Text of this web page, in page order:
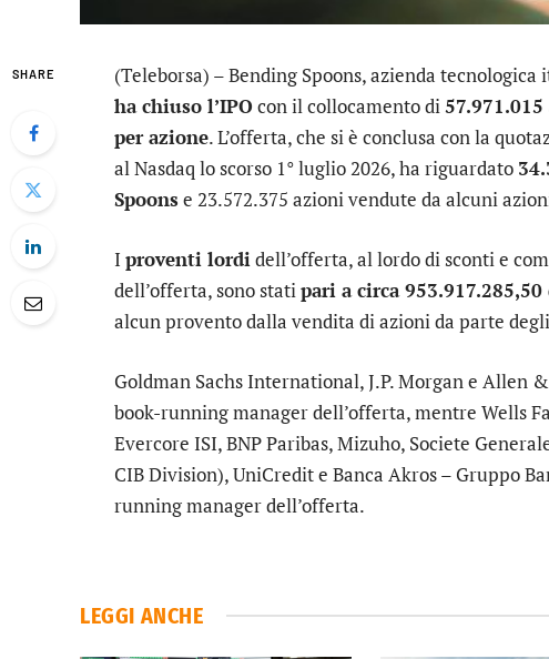
SHARE (Teleborsa) –Bending Spoons, azienda tecnologica
ha chiuso l’IPO con il collocamento di
per azione. L’offerta, che si è conclusa con la
al Nasdaq lo scorso 1° luglio 2026, ha riguardato
Spoonse 23.572.375 azioni vendute da alcuni
I proventi lordidell’offerta, al lordo di sconti e
dell’offerta, sono statipari a circa
alcun provento dalla vendita di azioni da parte
Goldman Sachs International, J.P. Morgan e Allen
book-running manager dell’offerta, mentre Wells
Evercore ISI, BNP Paribas, Mizuho, Societe
CIB Division), UniCredit e Banca Akros – Gruppo
running manager dell’offerta.
LEGGI ANCHE